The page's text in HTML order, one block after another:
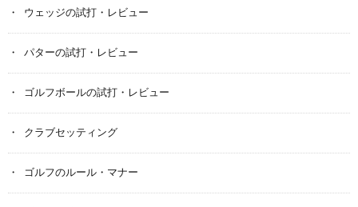
ウェッジの試打・レビュー
パターの試打・レビュー
ゴルフボールの試打・レビュー
クラブセッティング
ゴルフのルール・マナー